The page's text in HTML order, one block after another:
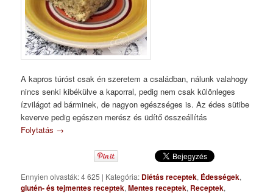
A kapros túróst csak én szeretem a családban, nálunk valahogy
nincs senki kibékülve a kaporral, pedig nem csak különleges
ízvilágot ad bárminek, de nagyon egészséges is. Az édes sütibe
keverve pedig egészen merész és üdítő összeállítás
Folytatás →
Ennyien olvasták: 4 625 | Kategória: Diétás receptek, Édességek,
glutén- és tejmentes receptek,Mentes receptek, Receptek,